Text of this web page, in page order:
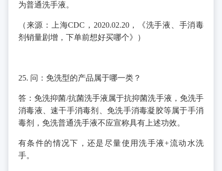
为普通洗手液。
（来源：上海CDC，2020.02.20，《洗手液、手消毒
剂销量剧增，下单前想好买哪个》）
25. 问：免洗型的产品属于哪一类？
答：免洗抑菌/抗菌洗手液属于抗抑菌洗手液，免洗手
消毒液、速干手消毒剂、免洗手消毒凝胶等属于手消
毒剂，免洗普通洗手液不应宣称具有上述功效。
有条件的情况下，还是尽量使用洗手液+流动水洗
手。